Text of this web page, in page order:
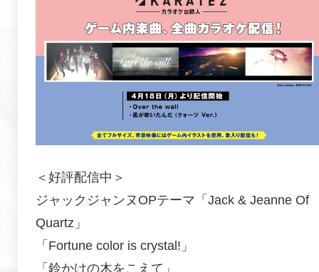
＜好評配信中＞
ジャックジャンヌOPテーマ「Jack & Jeanne Of
Quartz」
「Fortune color is crystal!」
「鈴かけの木をこえて」